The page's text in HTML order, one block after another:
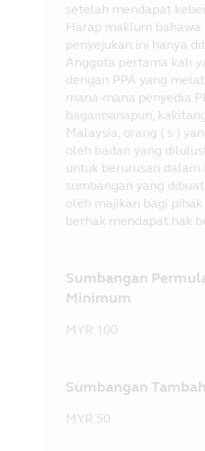
setelah mendapat
Harap maklum bahawa
penyejukan ini hanya
Anggota pertama kali
dengan PPA yang
mana-mana penyedia
bagaimanapun,
Malaysia, orang ( s )
oleh badan yang
untuk berurusan dalam
sumbangan yang
oleh majikan bagi
berhak mendapat hak
Sumbangan
Minimum
MYR 100
Sumbangan
MYR 50